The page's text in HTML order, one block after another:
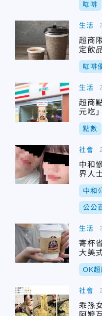
咖啡
生活
超商
定飲
咖啡
生活
超商
元吃
點數
社會
中和
界人
中和
公公
生活
寄杯
大美
OK超
社會
乖孫